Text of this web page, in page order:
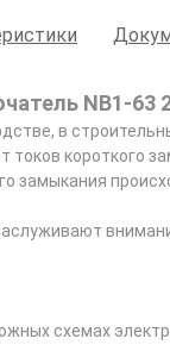
NB1-63
в
токов короткого
замыкания
схемах